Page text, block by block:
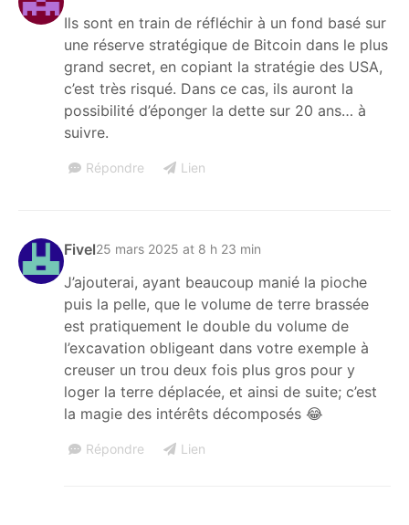
Ils sont en train de réfléchir à un fond basé sur
une réserve stratégique de Bitcoin dans le plus
grand secret, en copiant la stratégie des USA,
c’est très risqué. Dans ce cas, ils auront la
possibilité d’éponger la dette sur 20 ans… à
suivre.
Répondre Lien
Fivel25 mars 2025 at 8 h 23 min
J’ajouterai, ayant beaucoup manié la pioche
puis la pelle, que le volume de terre brassée
est pratiquement le double du volume de
l’excavation obligeant dans votre exemple à
creuser un trou deux fois plus gros pour y
loger la terre déplacée, et ainsi de suite; c’est
la magie des intérêts décomposés 😂
Répondre Lien